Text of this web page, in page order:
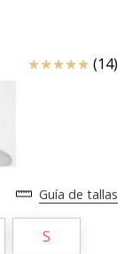
Reseña (14)
Guía de tallas
S